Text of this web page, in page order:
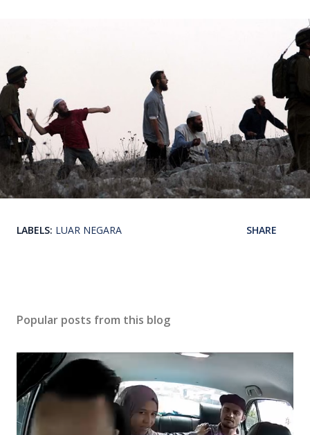
LABELS: LUAR NEGARA SHARE
Popular posts from this blog